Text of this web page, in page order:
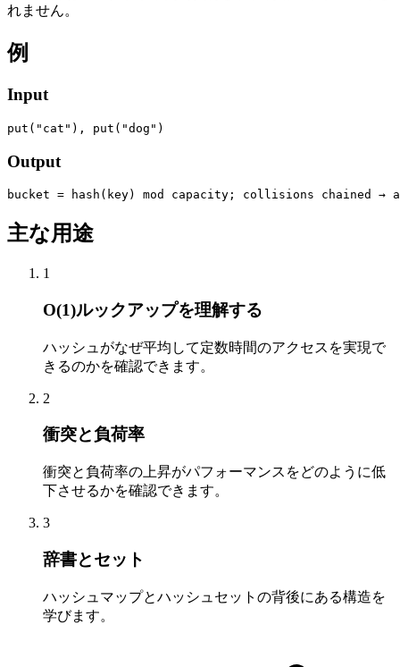
れません。
例
Input
put("cat"), put("dog")
Output
bucket = hash(key) mod capacity; collisions chained →
主な用途
1
O(1)ルックアップを理解する
ハッシュがなぜ平均して定数時間のアクセスを実現で
きるのかを確認できます。
2
衝突と負荷率
衝突と負荷率の上昇がパフォーマンスをどのように低
下させるかを確認できます。
3
辞書とセット
ハッシュマップとハッシュセットの背後にある構造を
学びます。